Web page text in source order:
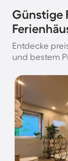
Günstige
Entdecke
und bestem